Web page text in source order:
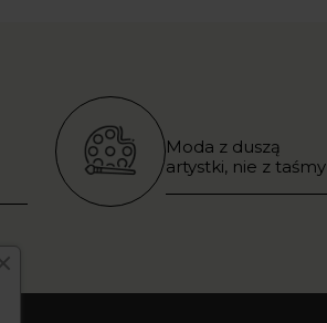
Moda z duszą
artystki, nie z taśmy